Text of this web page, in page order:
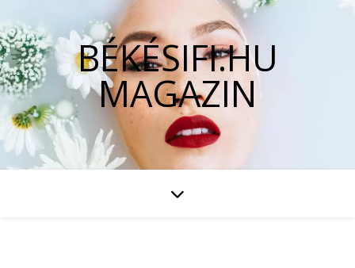
BÉKÉSIFI.HU
MAGAZIN